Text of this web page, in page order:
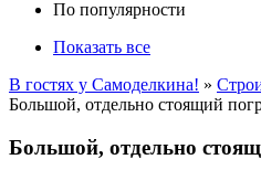
По популярности
Показать все
В гостях у Самоделкина! »
Большой, отдельно стоящий
Большой, отдельно